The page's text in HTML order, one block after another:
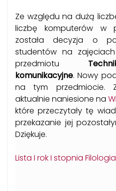
Ze względu na dużą
liczbę komputerów w
została decyzja o
studentów na
przedmiotu
komunikacyjne. Nowy
na tym przedmiocie.
aktualnie naniesione na
które przeczytały tę
przekazanie jej
Dziękuje.
Lista I rok I stopnia